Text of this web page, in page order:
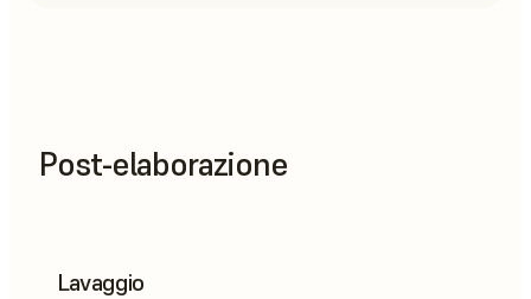
Post-elaborazione
Lavaggio